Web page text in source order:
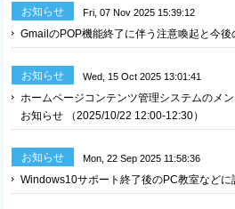
お知らせ Fri, 07 Nov 2025 15:39:12
GmailのPOP機能終了に伴う注意喚起と今後
お知らせ Wed, 15 Oct 2025 13:01:41
ホームページコンテンツ管理システムのメ
お知らせ （2025/10/22 12:00-12:30）
お知らせ Mon, 22 Sep 2025 11:58:36
Windows10サポート終了後のPC教室などに